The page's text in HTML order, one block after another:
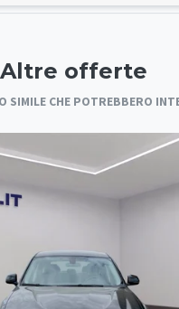
Altre offerte
SIMILE CHE POTREBBERO